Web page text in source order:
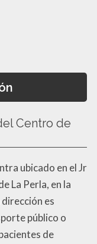
Centro de
ubicado en el Jr
La Perla, en la
es
público o
de